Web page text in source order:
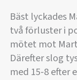
Bäst lyckades
två förluster i
mötet mot
Därefter slog
med 15-8 efter